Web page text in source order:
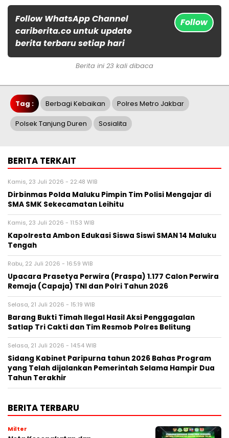
Follow WhatsApp Channel
cariberita.co untuk update
berita terbaru setiap hari
Follow
Berita ini 23 kali dibaca
Tag : Berbagi Kebaikan Polres Metro Jakbar
Polsek Tanjung Duren Sosialita
BERITA TERKAIT
Kamis, 23 Juli 2026 - 22:48 WIB
Dirbinmas Polda Maluku Pimpin Tim Polisi Mengajar di
SMA SMK Sekecamatan Leihitu
Kamis, 23 Juli 2026 - 11:53 WIB
Kapolresta Ambon Edukasi Siswa Siswi SMAN 14 Maluku
Tengah
Rabu, 22 Juli 2026 - 16:59 WIB
Upacara Prasetya Perwira (Praspa) 1.177 Calon Perwira
Remaja (Capaja) TNI dan Polri Tahun 2026
Selasa, 21 Juli 2026 - 15:19 WIB
Barang Bukti Timah Ilegal Hasil Aksi Penggagalan
Satlap Tri Cakti dan Tim Resmob Polres Belitung
Selasa, 21 Juli 2026 - 14:54 WIB
Sidang Kabinet Paripurna tahun 2026 Bahas Program
yang Telah dijalankan Pemerintah Selama Hampir Dua
Tahun Terakhir
BERITA TERBARU
Milter